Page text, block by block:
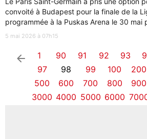
convoité à Budapest pour la finale de la
programmée à la Puskas Arena le 30 mai
5 mai 2026 à 07h15
arrow_left 1 90 91 92 93
97
98 99 100 200
500
600 700 800 900
3000 4000 5000 6000